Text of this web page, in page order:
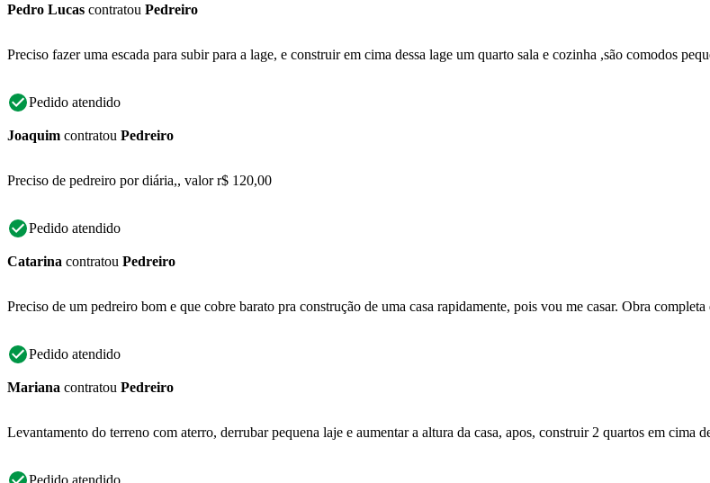
Pedro Lucas contratou Pedreiro
Preciso fazer uma escada para subir para a lage, e construir em cima dessa lage um quarto sala e cozinha ,são comodos
Pedido atendido
Joaquim contratou Pedreiro
Preciso de pedreiro por diária,, valor r$ 120,00
Pedido atendido
Catarina contratou Pedreiro
Preciso de um pedreiro bom e que cobre barato pra construção de uma casa rapidamente, pois vou me casar. Obra completa
Pedido atendido
Mariana contratou Pedreiro
Levantamento do terreno com aterro, derrubar pequena laje e aumentar a altura da casa, apos, construir 2 quartos em cima
Pedido atendido